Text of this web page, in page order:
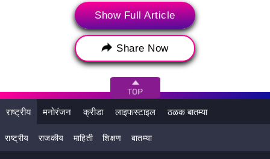
Makar Sankranti 2025
PM Narendra Modi पीएम नरेंद्र मोदी
Show Full Article
Share Now
राष्ट्रीय मनोरंजन क्रीडा लाइफस्टाइल ठळक बातम्या
राष्ट्रीय राजकीय माहिती शिक्षण बातम्या